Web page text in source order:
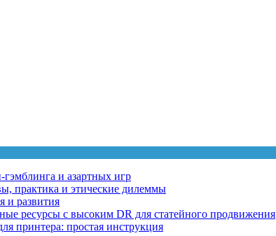
и азартных игр
практика и этические дилеммы
и развития
ресурсы с высоким DR для статейного продвижения
принтера: простая инструкция